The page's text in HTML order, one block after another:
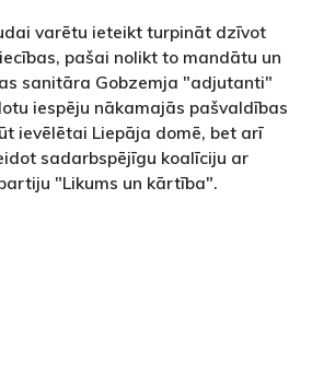
varētu ieteikt turpināt dzīvot
pašai nolikt to mandātu un
sanitāra Gobzemja "adjutanti"
iespēju nākamajās pašvaldības
ievēlētai Liepāja domē, bet arī
sadarbspējīgu koalīciju ar
"Likums un kārtība".